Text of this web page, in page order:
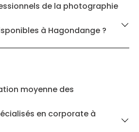
de la photographie
à Hagondange ?
moyenne des
en corporate à